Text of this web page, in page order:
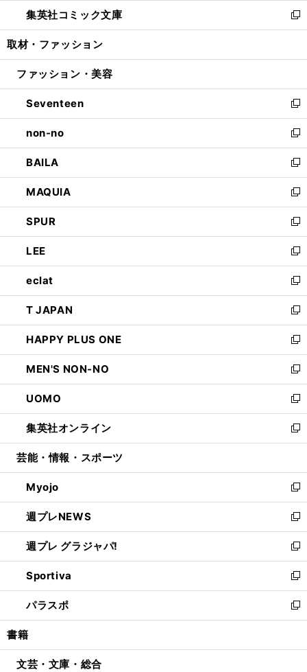
く
で
開
ド
ウ
開
ィ
ン
ウ
開
く
し
い
ウ
ン
ウ
で
開
く
集英社コミック文庫
新
し
ウ
ン
ド
ウ
で
開
く
取材・ファッション
ファッション・美容
Seventeen
新
し
い
ウ
ィ
ン
ド
ウ
で
開
く
non-no
新
し
い
ウ
ィ
ン
ド
ウ
で
開
く
BAILA
新
し
い
ウ
ィ
ン
ド
ウ
で
開
く
MAQUIA
新
し
い
ウ
ィ
ン
ド
ウ
で
開
く
SPUR
新
し
い
ウ
ィ
ン
ド
ウ
で
開
く
LEE
新
し
い
ウ
ィ
ン
ド
ウ
で
開
く
eclat
新
し
い
ウ
ィ
ン
ド
ウ
で
開
く
T JAPAN
新
し
い
ウ
ィ
ン
ド
ウ
で
開
HAPPY PLUS ONE
新
し
い
ウ
ィ
ン
ド
ウ
開
く
MEN'S NON-NO
新
し
い
ウ
ィ
ン
ウ
で
開
く
UOMO
新
し
い
ウ
ン
ド
ウ
で
開
く
集英社オンライン
新
し
ウ
ィ
ン
ド
ウ
で
開
く
芸能・情報・スポーツ
Myojo
新
し
い
ウ
ィ
ン
ド
ウ
で
開
週プレNEWS
新
し
い
ウ
ィ
ン
ド
ウ
開
週プレ グラジャパ!
新
し
い
ウ
ィ
ン
ウ
Sportiva
新
し
い
ウ
ン
パラスポ
新
し
ウ
書籍
文芸・文庫・総合